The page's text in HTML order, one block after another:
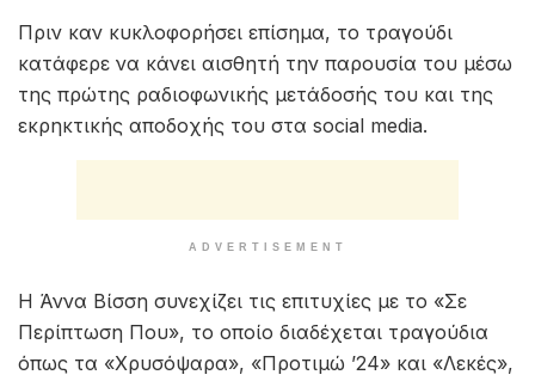
Πριν καν κυκλοφορήσει επίσημα, το τραγούδι
κατάφερε να κάνει αισθητή την παρουσία του μέσω
της πρώτης ραδιοφωνικής μετάδοσής του και της
εκρηκτικής αποδοχής του στα social media.
ADVERTISEMENT
Η Άννα Βίσση συνεχίζει τις επιτυχίες με το «Σε
Περίπτωση Που», το οποίο διαδέχεται τραγούδια
όπως τα «Χρυσόψαρα», «Προτιμώ ’24» και «Λεκές»,